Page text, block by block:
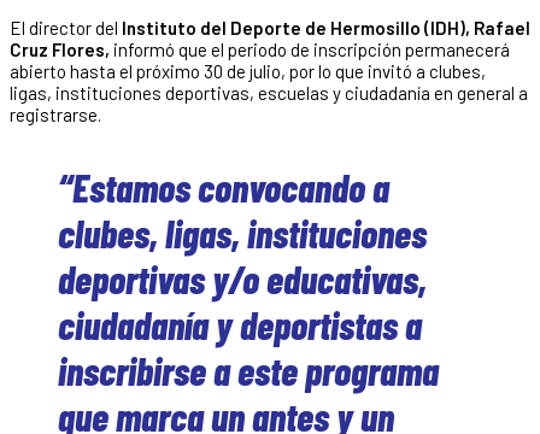
El director del Instituto del Deporte de Hermosillo (IDH), Rafael
Cruz Flores, informó que el periodo de inscripción permanecerá
abierto hasta el próximo 30 de julio, por lo que invitó a clubes,
ligas, instituciones deportivas, escuelas y ciudadanía en general a
registrarse.
“Estamos convocando a
clubes, ligas, instituciones
deportivas y/o educativas,
ciudadanía y deportistas a
inscribirse a este programa
que marca un antes y un